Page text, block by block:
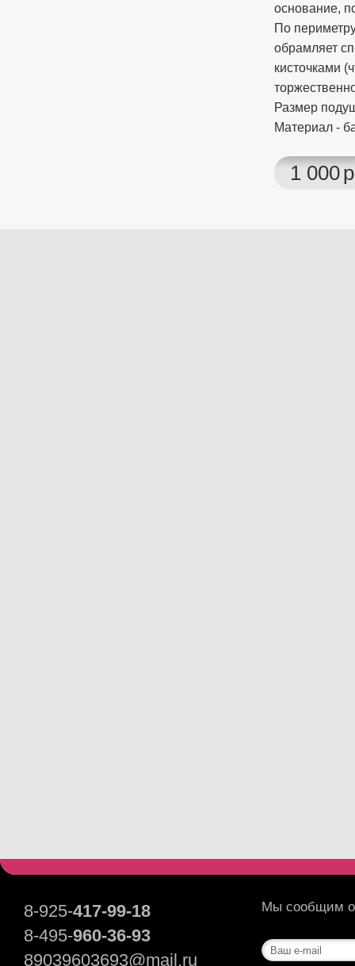
основание,
По
обрамляет
кисточками
Размер
Материал -
1 000р
8-925-417-99-18
8-495-960-36-93
89039603693@mail.ru
Мы сообщим о